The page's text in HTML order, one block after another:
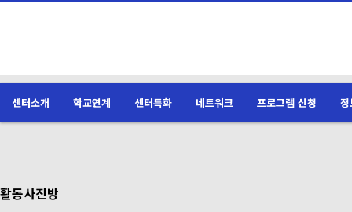
센터소개 학교연계 센터특화 네트워크 프로그램 신청
활동사진방